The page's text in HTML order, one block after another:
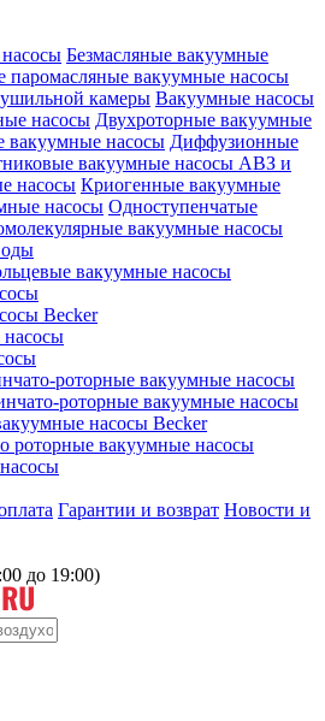
Безмасляные вакуумные
паромасляные вакуумные насосы
камеры Вакуумные насосы
насосы Двухроторные вакуумные
вакуумные насосы Диффузионные
вакуумные насосы АВЗ и
насосы Криогенные вакуумные
насосы Одноступенчатые
вакуумные насосы
вакуумные насосы
Becker
роторные вакуумные насосы
роторные вакуумные насосы
насосы Becker
роторные вакуумные насосы
Гарантии и возврат Новости и
до 19:00)